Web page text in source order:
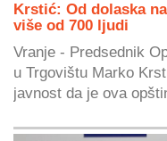
Krstić: Od dolaska
više od 700 ljudi
Vranje - Predsednik
u Trgovištu Marko
javnost da je ova